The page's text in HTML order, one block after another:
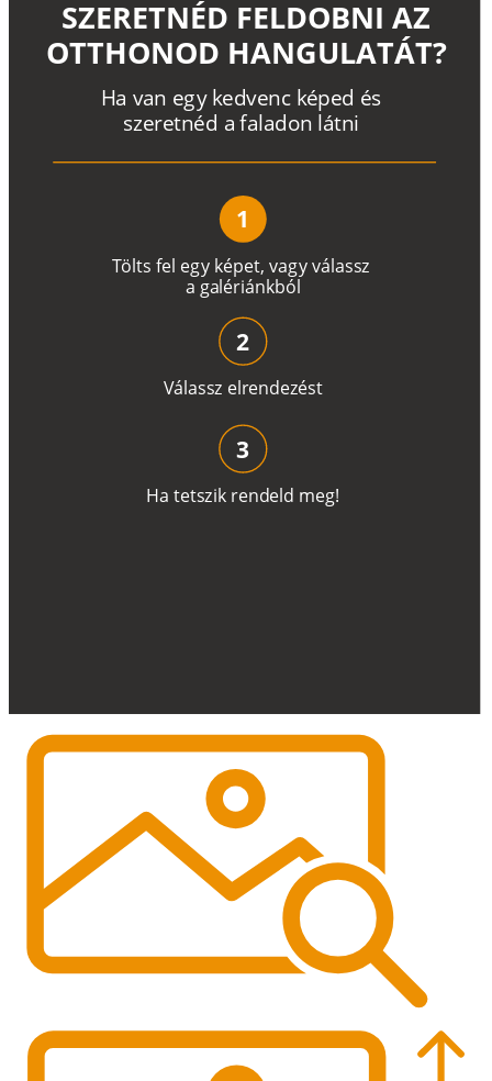
Tölts fel egy képet, vagyválassz
a galériánkból
Ha van egy kedvenc képed és
szeretnéd a faladon látni
SZERETNÉD FELDOBNI AZ
OTTHONOD HANGULATÁT?
1
Válassz elrendezést
2
Ha tetszik rendeld meg!
3